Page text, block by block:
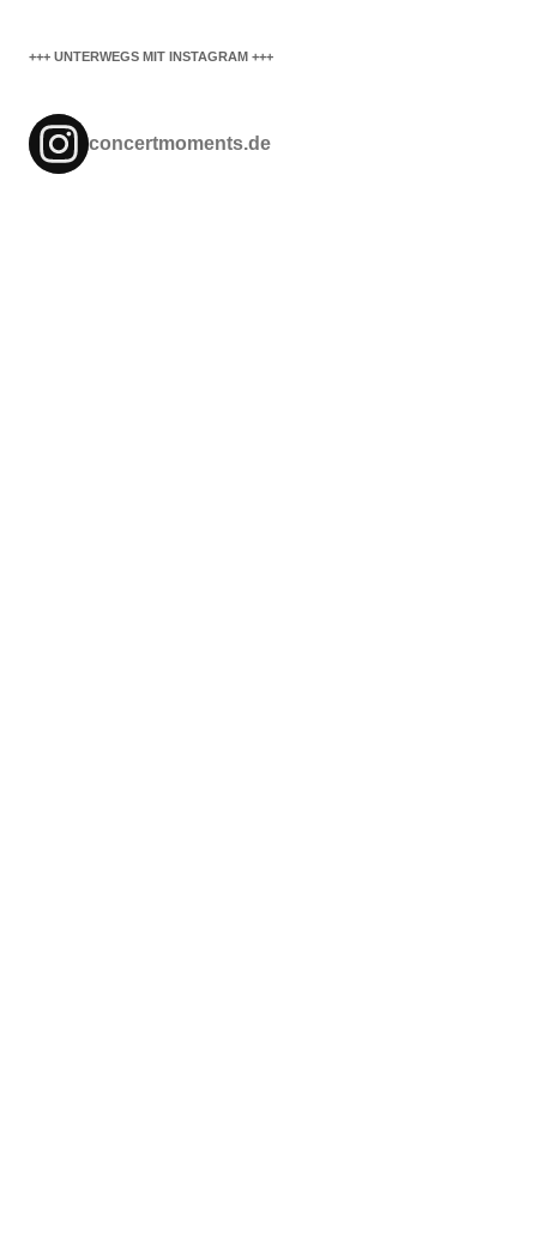
+++ UNTERWEGS MIT INSTAGRAM +++
concertmoments.de